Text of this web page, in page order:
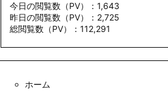
今日の閲覧数（PV）：1,643
昨日の閲覧数（PV）：2,725
総閲覧数（PV）：112,291
ホーム